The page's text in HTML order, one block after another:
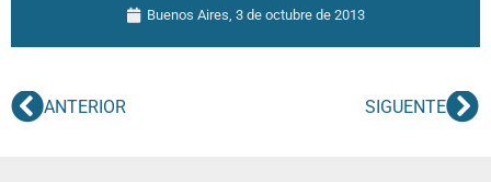
Buenos Aires, 3 de octubre de 2013
ANTERIOR SIGUENTE